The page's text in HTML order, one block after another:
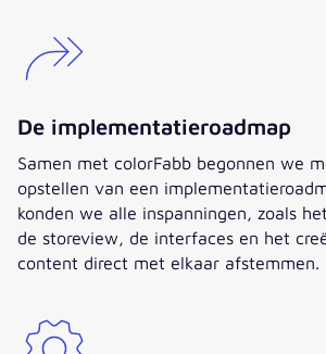
De implementatieroadmap
Samen met colorFabb begonnen we
opstellen van een
konden we alle inspanningen, zoals
de storeview, de interfaces en het
content direct met elkaar afstemmen.